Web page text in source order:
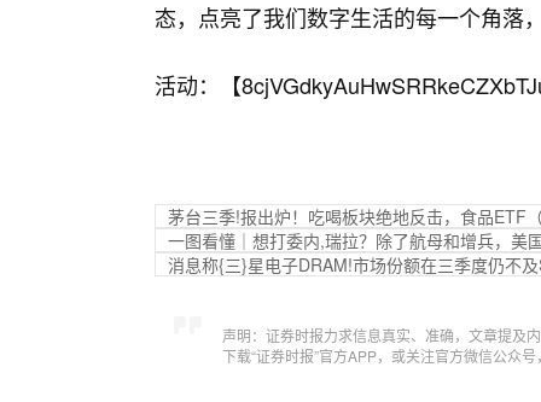
态，点亮了我们数字生活的每一个角落
活动：【
茅台三季!报出炉！吃喝板块绝地反击，食品ETF
一图看懂｜想打委内,瑞拉？除了航母和增兵，美
消息称{三}星电子DRAM!市场份额在三季度仍不
声明：证券时报力求信息真实、准确，文章提及
下载“证券时报”官方APP，或关注官方微信公众